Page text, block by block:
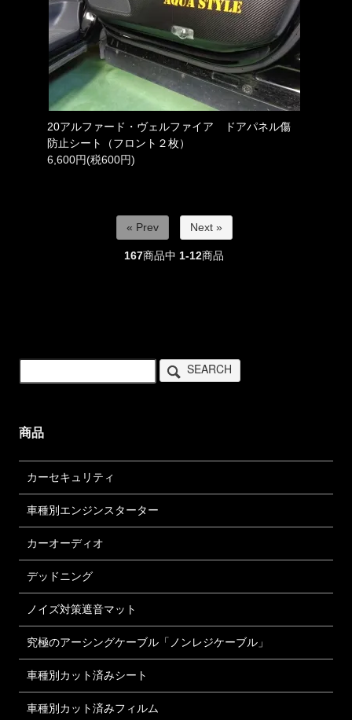
20アルファード・ヴェルファイア ドアパネル傷
防止シート（フロント２枚）
6,600円(税600円)
« Prev Next »
167商品中 1-12商品
SEARCH
商品
カーセキュリティ
車種別エンジンスターター
カーオーディオ
デッドニング
ノイズ対策遮音マット
究極のアーシングケーブル「ノンレジケーブル」
車種別カット済みシート
車種別カット済みフィルム